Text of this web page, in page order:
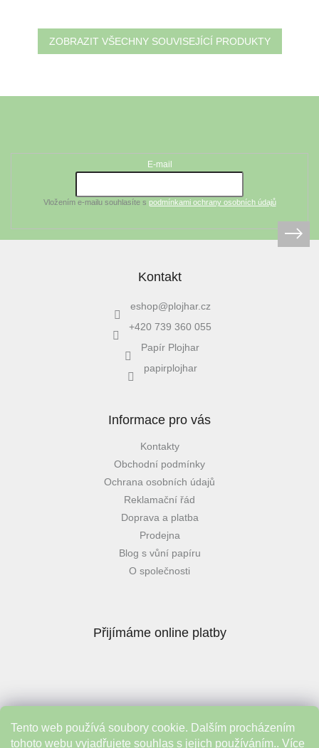
Tento web používá soubory cookie. Dalším procházením
tohoto webu vyjadřujete souhlas s jejich používáním.. Více
ZOBRAZIT VŠECHNY SOUVISEJÍCÍ PRODUKTY
E-mail
Vložením e-mailu souhlasíte s podmínkami ochrany osobních údajů
Kontakt
eshop@plojhar.cz
+420 739 360 055
Papír Plojhar
papirplojhar
Informace pro vás
Kontakty
Obchodní podmínky
Ochrana osobních údajů
Reklamační řád
Doprava a platba
Prodejna
Blog s vůní papíru
O společnosti
Přijímáme online platby
Instagram